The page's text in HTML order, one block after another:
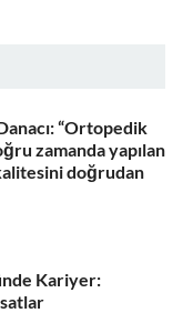
“Ortopedik
zamanda yapılan
doğrudan
Kariyer: